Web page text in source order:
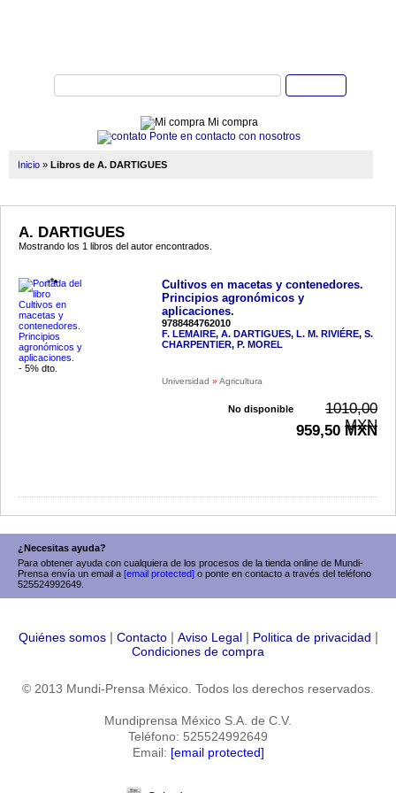
Mi compra
Ponte en contacto con nosotros
Inicio » Libros de A. DARTIGUES
A. DARTIGUES
Mostrando los 1 libros del autor encontrados.
- 5% dto.
Cultivos en macetas y contenedores.
Principios agronómicos y
aplicaciones.
9788484762010
F. LEMAIRE,A. DARTIGUES,L. M. RIVIÉRE,S.
CHARPENTIER,P. MOREL
Universidad »Agricultura
No disponible
1010,00
MXN
959,50 MXN
¿Necesitas ayuda?
Para obtener ayuda con cualquiera de los procesos de la tienda online de Mundi-
Prensa envía un email a [email protected] o ponte en contacto a través del teléfono
525524992649.
Quiénes somos| Contacto| Aviso Legal| Politica de privacidad |
Condiciones de compra
© 2013 Mundi-Prensa México. Todos los derechos reservados.
Mundiprensa México S.A. de C.V.
Teléfono: 525524992649
Email: [email protected]